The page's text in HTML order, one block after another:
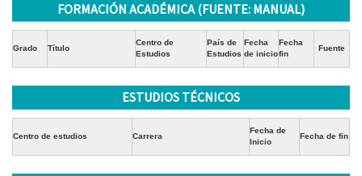
FORMACIÓN ACADÉMICA (FUENTE: MANUAL)
Grado Título
Centro de
Estudios
País de
Estudios
Fecha
de inicio
Fecha
fin
Fuente
ESTUDIOS TÉCNICOS
Centro de estudios Carrera
Fecha de
Inicio
Fecha de fin